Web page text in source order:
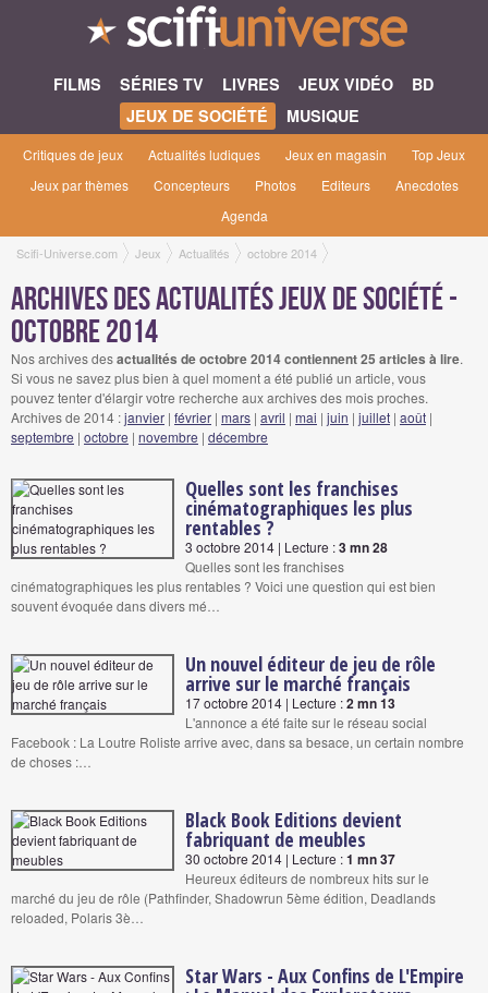
FILMS SÉRIES TV LIVRES JEUX VIDÉO
BD
JEUX DE SOCIÉTÉ
MUSIQUE
Critiques de jeux Actualités ludiques Jeux en magasin
Top Jeux
Jeux par thèmes
Concepteurs Photos Editeurs
Anecdotes
Agenda
Scifi-Universe.com Jeux Actualités octobre 2014
Archives des actualités jeux de société -
octobre 2014
Nos archives desactualités de octobre 2014 contiennent 25 articles à lire.
Si vous ne savez plus bien à quel moment a été publié un article, vous
pouvez tenter d'élargir votre recherche aux archives des mois proches.
Archives de 2014 :janvier | février | mars | avril | mai | juin | juillet | août |
septembre | octobre | novembre | décembre
Quelles sont les franchises
cinématographiques les plus
rentables ?
3 octobre 2014 | Lecture :3 mn 28
Quelles sont les franchises
cinématographiques les plus rentables ? Voici une question qui est bien
souvent évoquée dans divers mé…
Un nouvel éditeur de jeu de rôle
arrive sur le marché français
17 octobre 2014 | Lecture :2 mn 13
L'annonce a été faite sur le réseau social
Facebook : La Loutre Roliste arrive avec, dans sa besace, un certain nombre
de choses :…
Black Book Editions devient
fabriquant de meubles
30 octobre 2014 | Lecture :1 mn 37
Heureux éditeurs de nombreux hits sur le
marché du jeu de rôle (Pathfinder, Shadowrun 5ème édition, Deadlands
reloaded, Polaris 3è…
Star Wars - Aux Confins de L'Empire